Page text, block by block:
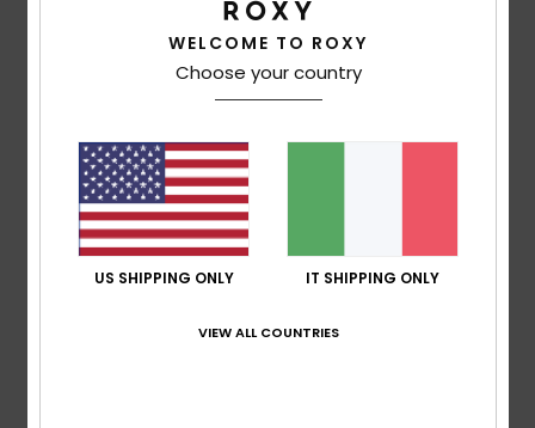
5/5
Amandine22. gennaio 2026
Bella stampa
Mostra originale - Français
5
WELCOME TO ROXY
Choose your country
US SHIPPING ONLY IT SHIPPING ONLY
VIEW ALL COUNTRIES